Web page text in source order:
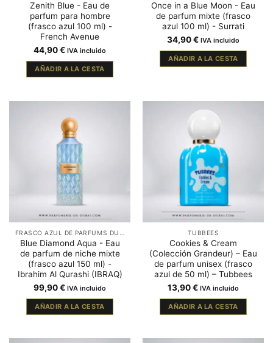
Zenith Blue - Eau de
parfum para hombre
(frasco azul 100 ml) -
French Avenue
44,90€ IVA incluido
AÑADIR A LA CESTA
Once in a Blue Moon - Eau
de parfum mixte (frasco
azul 100 ml) - Surrati
34,90€ IVA incluido
AÑADIR A LA CESTA
Blue Diamond Aqua - Eau
de parfum de niche mixte
(frasco azul 150 ml) -
Ibrahim Al Qurashi (IBRAQ)
99,90€ IVA incluido
AÑADIR A LA CESTA
TUBBEES
Cookies & Cream
(Colección Grandeur) – Eau
de parfum unisex (frasco
azul de 50 ml) – Tubbees
13,90€ IVA incluido
AÑADIR A LA CESTA